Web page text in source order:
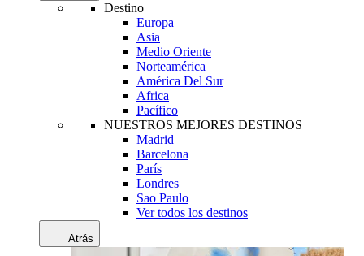
Destino
Europa
Asia
Medio Oriente
Norteamérica
América Del Sur
Africa
Pacífico
NUESTROS MEJORES DESTINOS
Madrid
Barcelona
París
Londres
Sao Paulo
Ver todos los destinos
Atrás